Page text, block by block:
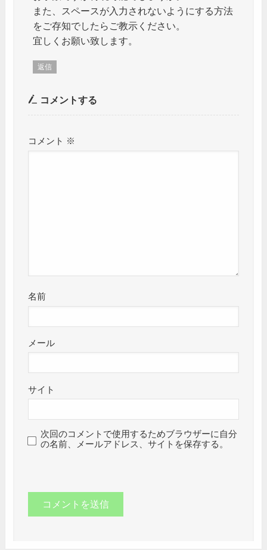
また、スペースが入力されないようにする方法
をご存知でしたらご教示ください。
宜しくお願い致します。
返信
コメントする
コメント ※
名前
メール
サイト
次回のコメントで使用するためブラウザーに自分
の名前、メールアドレス、サイトを保存する。